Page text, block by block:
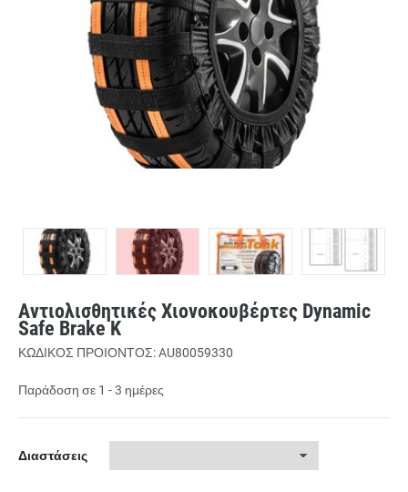
Αντιολισθητικές Χιονοκουβέρτες Dynamic
Safe Brake K
ΚΩΔΙΚΟΣ ΠΡΟΙΟΝΤΟΣ: AU80059330
Παράδοση σε 1 - 3 ημέρες
Διαστάσεις